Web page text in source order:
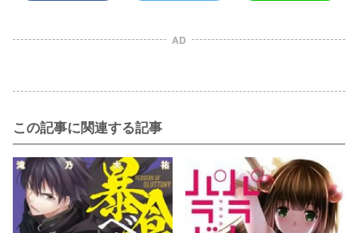
AD
この記事に関連する記事